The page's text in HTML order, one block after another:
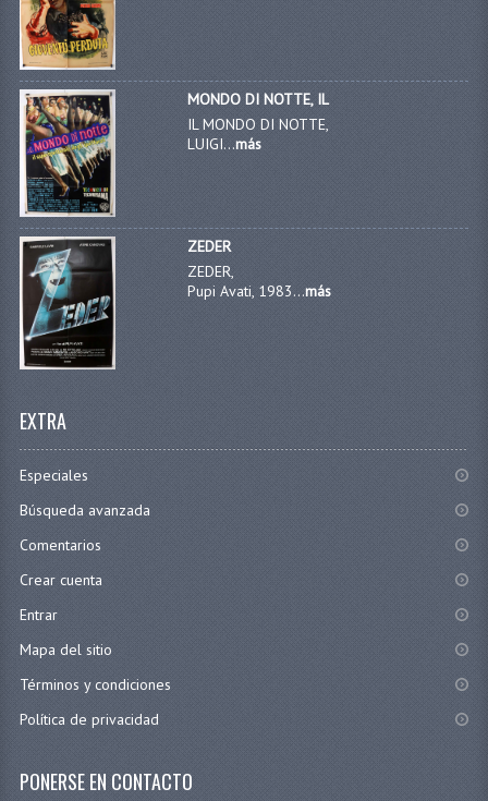
MONDO DI NOTTE, IL
IL MONDO DI NOTTE,
LUIGI...más
ZEDER
ZEDER,
Pupi Avati, 1983...más
EXTRA
Especiales
Búsqueda avanzada
Comentarios
Crear cuenta
Entrar
Mapa del sitio
Términos y condiciones
Política de privacidad
PONERSE EN CONTACTO